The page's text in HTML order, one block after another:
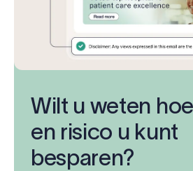
Wilt u weten
en risico u kunt
besparen?